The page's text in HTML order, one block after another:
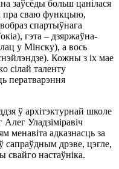
заўсёды больш цанілася
пра сваю функцыю,
спартыўнага
гэта – дзяржаўна-
у Мінску), а вось
Кожны з іх мае
сілай таленту
ператварэння
ў архітэктурнай школе
Уладзіміравіч
менавіта адказнасць за
сапраўдным дрэве, цэгле,
свайго настаўніка.